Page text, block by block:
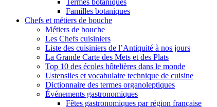
Termes botaniques
Familles botaniques
Chefs et métiers de bouche
Métiers de bouche
Les Chefs cuisiniers
Liste des cuisiniers de l’Antiquité à nos jours
La Grande Carte des Mets et des Plats
Top 10 des écoles hôtelières dans le monde
Ustensiles et vocabulaire technique de cuisine
Dictionnaire des termes organoleptiques
Événements gastronomiques
Fêtes gastronomiques par région française